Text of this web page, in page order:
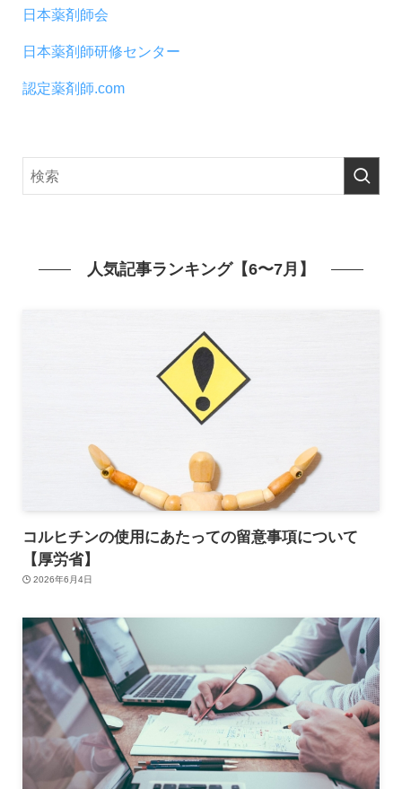
日本薬剤師会
日本薬剤師研修センター
認定薬剤師.com
人気記事ランキング【6〜7月】
コルヒチンの使用にあたっての留意事項について
【厚労省】
2026年6月4日